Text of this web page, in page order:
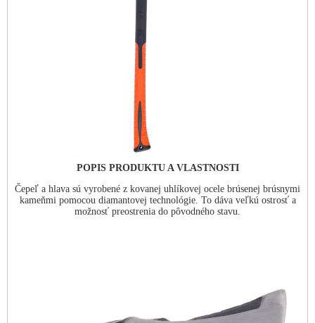
POPIS PRODUKTU A VLASTNOSTI
Čepeľ a hlava sú vyrobené z kovanej uhlíkovej ocele brúsenej brúsnymi
kameňmi pomocou diamantovej technológie. To dáva veľkú ostrosť a
možnosť preostrenia do pôvodného stavu.